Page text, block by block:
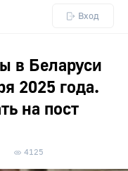
Вход
в Беларуси
2025 года.
на пост
4125